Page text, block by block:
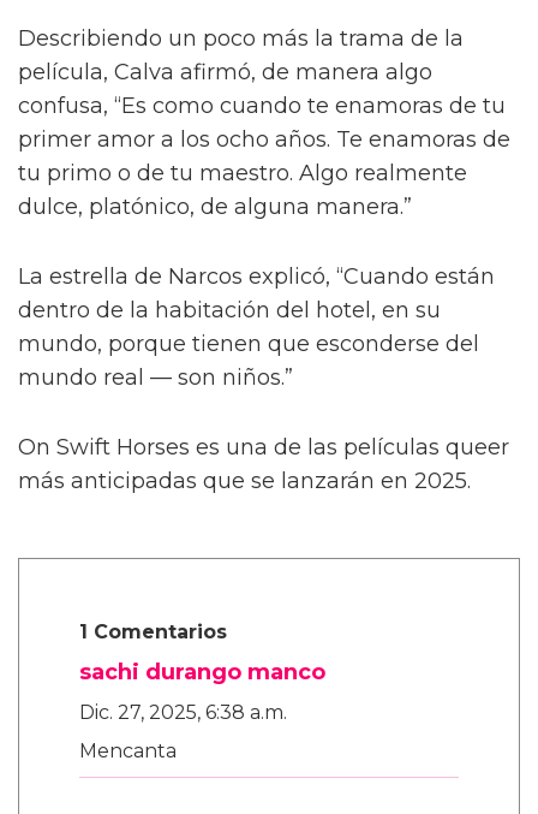
Describiendo un poco más la trama de la
película, Calva afirmó, de manera algo
confusa, “Es como cuando te enamoras de tu
primer amor a los ocho años. Te enamoras de
tu primo o de tu maestro. Algo realmente
dulce, platónico, de alguna manera.”
La estrella de Narcos explicó, “Cuando están
dentro de la habitación del hotel, en su
mundo, porque tienen que esconderse del
mundo real — son niños.”
On Swift Horses es una de las películas queer
más anticipadas que se lanzarán en 2025.
1 Comentarios
sachi durango manco
Dic. 27, 2025, 6:38 a.m.
Mencanta